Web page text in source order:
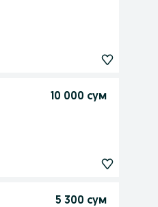
10 000 сум
5 300 сум